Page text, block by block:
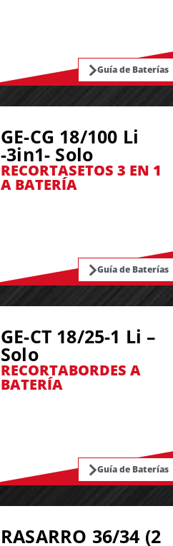
Guía de Baterías
GE-CG 18/100 Li
-3in1- Solo
RECORTASETOS 3 EN 1
A BATERÍA
Guía de Baterías
GE-CT 18/25-1 Li –
Solo
RECORTABORDES A
BATERÍA
Guía de Baterías
RASARRO 36/34 (2